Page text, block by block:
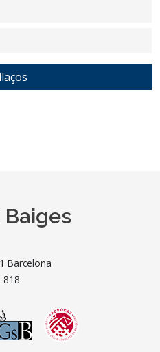
Baiges
Barcelona
818